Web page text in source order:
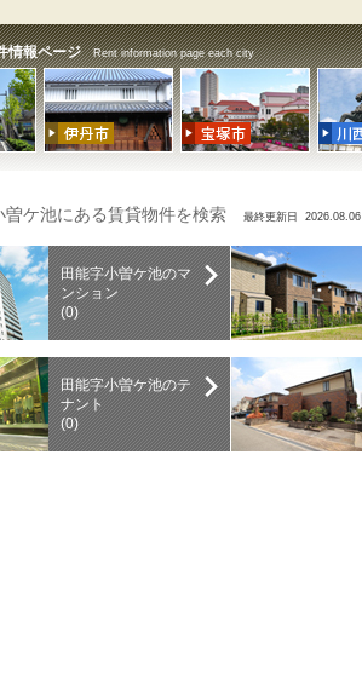
情報ページ Rent information page each city
曽ケ池にある賃貸物件を検索 最終更新日 2026.08.06
田能字小曽ケ池のマ
ンション
(0)
田能字小曽ケ池のテ
ナント
(0)